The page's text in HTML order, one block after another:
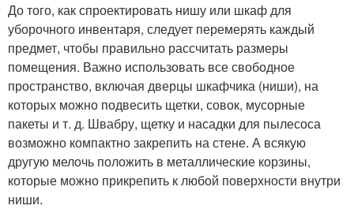
До того, как спроектировать нишу или шкаф для
уборочного инвентаря, следует перемерять каждый
предмет, чтобы правильно рассчитать размеры
помещения. Важно использовать все свободное
пространство, включая дверцы шкафчика (ниши), на
которых можно подвесить щетки, совок, мусорные
пакеты и т. д. Швабру, щетку и насадки для пылесоса
возможно компактно закрепить на стене. А всякую
другую мелочь положить в металлические корзины,
которые можно прикрепить к любой поверхности внутри
ниши.